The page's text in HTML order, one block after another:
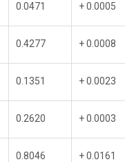
0.0471 + 0.0005
0.4277 + 0.0008
0.1351 + 0.0023
0.2620 + 0.0003
0.8046 + 0.0161